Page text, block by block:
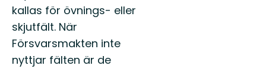
kallas för övnings- eller
skjutfält. När
Försvarsmakten inte
nyttjar fälten är de